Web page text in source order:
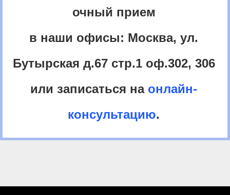
очный прием
в наши офисы: Москва, ул.
Бутырская д.67 стр.1 оф.302, 306
или записаться на онлайн-
консультацию.